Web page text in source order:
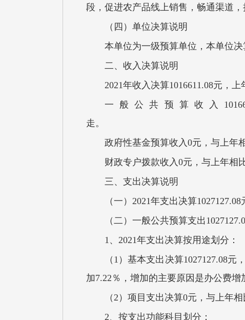
段，促进农产品线上销售，畅通渠道，
（四）单位决算说明
本单位为一级预算单位，本单位
二、收入决算说明
2021年收入决算1016611.08元，
一般公共预算收入
走
政府性基金预算收入0元，与上年
财政专户拨款收入0元，与上年相
三、支出决算说明
（一）2021年支出决算
（二）一般公共预算支出
1、2021年支出决算按用途划分：
（1）基本支出决算1027127.08
加7.22％，增加的主要原因是办公费增
（2）项目支出决算0元，与上年相
2、按支出功能科目划分：